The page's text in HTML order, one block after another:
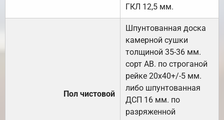
ГКЛ 12,5 мм.
Пол чистовой
Шпунтованная доска
камерной сушки
толщиной 35-36 мм.
сорт АВ. по строганой
рейке 20х40+/-5 мм.
либо шпунтованная
ДСП 16 мм. по
разряженной